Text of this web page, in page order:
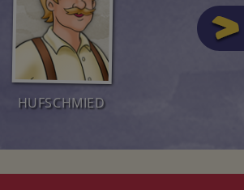
HUFSCHMIED